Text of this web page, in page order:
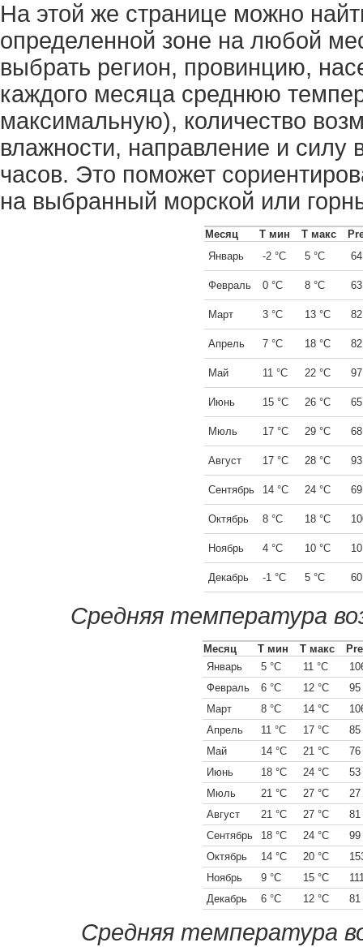
На этой же странице можно
определенной зоне на любой
выбрать регион, провинцию,
каждого месяца среднюю
максимальную), количество
влажности, направление и силу
часов. Это поможет
на выбранный морской или
Месяц Т мин Т макс
Январь
-2 °C 5 °C
Февраль 0 °C 8 °C
Март 3 °C 13 °C
Апрель 7 °C 18 °C
Май 11 °C 22 °C
Июнь 15 °C 26 °C
Мюль 17 °C 29 °C
Август 17 °C 28 °C
Сентябрь 14 °C 24 °C
Октябрь 8 °C 18 °C
Ноябрь 4 °C 10 °C
Декабрь -1 °C 5 °C
Средняя температура
Месяц Т мин Т макс
Январь
5 °C 11 °C
Февраль
6 °C 12 °C
95
Март
8 °C 14 °C
Апрель
11 °C 17 °C
85
Май
14 °C 21 °C
76
Июнь
18 °C 24 °C
53
Мюль
21 °C 27 °C
Август
21 °C 27 °C
81
Сентябрь
18 °C 24 °C
99
Октябрь
14 °C 20 °C
Ноябрь
9 °C 15 °C
Декабрь
6 °C 12 °C 81
Средняя температура